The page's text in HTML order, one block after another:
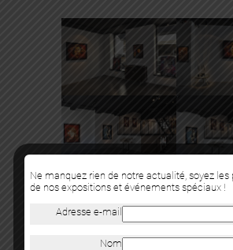
Ne manquez rien de notre actualité, soyez
de nos expositions et événements spéciaux !
Adresse e-mail
Nom